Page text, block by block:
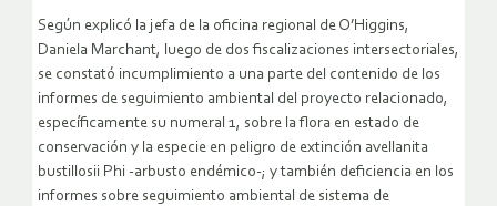
Según explicó la jefa de la oficina regional de O’Higgins,
Daniela Marchant, luego de dos fiscalizaciones intersectoriales,
se constató incumplimiento a una parte del contenido de los
informes de seguimiento ambiental del proyecto relacionado,
específicamente su numeral 1, sobre la flora en estado de
conservación y la especie en peligro de extinción avellanita
bustillosii Phi -arbusto endémico-; y también deficiencia en los
informes sobre seguimiento ambiental de sistema de